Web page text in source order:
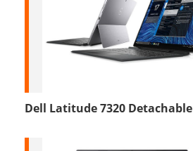
Dell Latitude 7320 Detachable